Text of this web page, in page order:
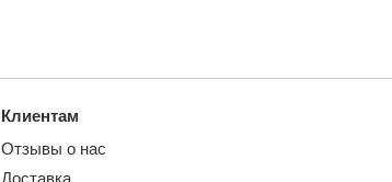
Клиентам
Отзывы о нас
Доставка